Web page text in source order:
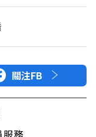
關注FB
服務